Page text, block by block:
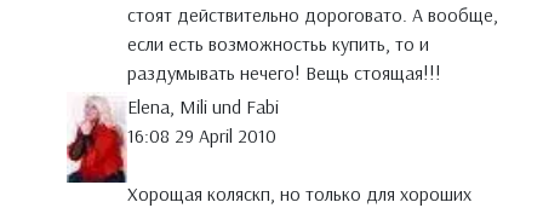
стоят действительно дороговато. А вообще,
если есть возможностьь купить, то и
раздумывать нечего! Вещь стоящая!!!
Elena, Mili und Fabi
16:08 29 April 2010
Хорощая коляскп, но только для хороших